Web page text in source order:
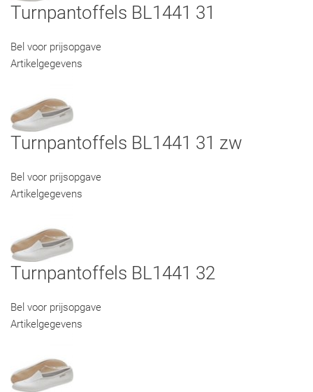
Turnpantoffels BL1441 31
Bel voor prijsopgave
Artikelgegevens
Turnpantoffels BL1441 31 zw
Bel voor prijsopgave
Artikelgegevens
Turnpantoffels BL1441 32
Bel voor prijsopgave
Artikelgegevens